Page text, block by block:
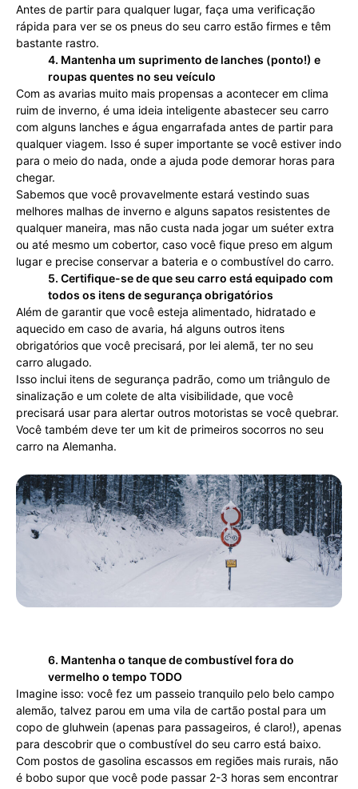
Antes de partir para qualquer lugar, faça uma verificação
rápida para ver se os pneus do seu carro estão firmes e têm
bastante rastro.
4. Mantenha um suprimento de lanches (ponto!) e
roupas quentes no seu veículo
Com as avarias muito mais propensas a acontecer em clima
ruim de inverno, é uma ideia inteligente abastecer seu carro
com alguns lanches e água engarrafada antes de partir para
qualquer viagem. Isso é super importante se você estiver indo
para o meio do nada, onde a ajuda pode demorar horas para
chegar.
Sabemos que você provavelmente estará vestindo suas
melhores malhas de inverno e alguns sapatos resistentes de
qualquer maneira, mas não custa nada jogar um suéter extra
ou até mesmo um cobertor, caso você fique preso em algum
lugar e precise conservar a bateria e o combustível do carro.
5. Certifique-se de que seu carro está equipado com
todos os itens de segurança obrigatórios
Além de garantir que você esteja alimentado, hidratado e
aquecido em caso de avaria, há alguns outros itens
obrigatórios que você precisará, por lei alemã, ter no seu
carro alugado.
Isso inclui itens de segurança padrão, como um triângulo de
sinalização e um colete de alta visibilidade, que você
precisará usar para alertar outros motoristas se você quebrar.
Você também deve ter um kit de primeiros socorros no seu
carro na Alemanha.
6. Mantenha o tanque de combustível fora do
vermelho o tempo TODO
Imagine isso: você fez um passeio tranquilo pelo belo campo
alemão, talvez parou em uma vila de cartão postal para um
copo de gluhwein (apenas para passageiros, é claro!), apenas
para descobrir que o combustível do seu carro está baixo.
Com postos de gasolina escassos em regiões mais rurais, não
é bobo supor que você pode passar 2-3 horas sem encontrar